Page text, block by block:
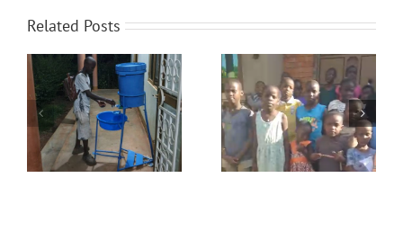
Related Posts
Fijn Kerstfeest en
gelukkig nieuwjaar
Nieuwsbrief december
2025